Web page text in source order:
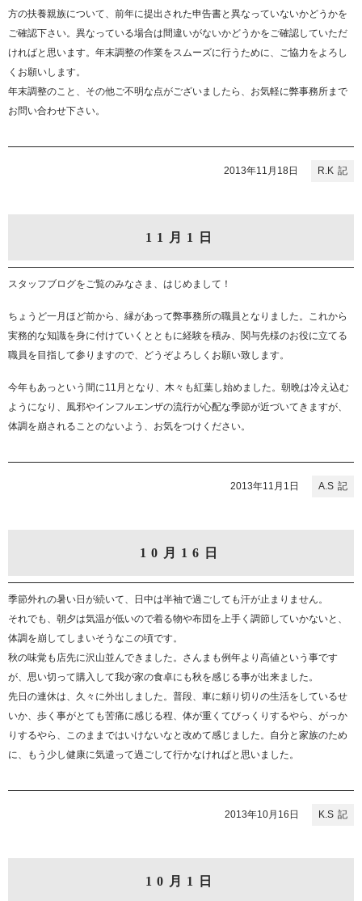
方の扶養親族について、前年に提出された申告書と異なっていないかどうかを
ご確認下さい。異なっている場合は間違いがないかどうかをご確認していただ
ければと思います。年末調整の作業をスムーズに行うために、ご協力をよろし
くお願いします。
年末調整のこと、その他ご不明な点がございましたら、お気軽に弊事務所まで
お問い合わせ下さい。
R.K
2013年11月18日
11月1日
スタッフブログをご覧のみなさま、はじめまして！
ちょうど一月ほど前から、縁があって弊事務所の職員となりました。これから
実務的な知識を身に付けていくとともに経験を積み、関与先様のお役に立てる
職員を目指して参りますので、どうぞよろしくお願い致します。
今年もあっという間に11月となり、木々も紅葉し始めました。朝晩は冷え込む
ようになり、風邪やインフルエンザの流行が心配な季節が近づいてきますが、
体調を崩されることのないよう、お気をつけください。
A.S
2013年11月1日
10月16日
季節外れの暑い日が続いて、日中は半袖で過ごしても汗が止まりません。
それでも、朝夕は気温が低いので着る物や布団を上手く調節していかないと、
体調を崩してしまいそうなこの頃です。
秋の味覚も店先に沢山並んできました。さんまも例年より高値という事です
が、思い切って購入して我が家の食卓にも秋を感じる事が出来ました。
先日の連休は、久々に外出しました。普段、車に頼り切りの生活をしているせ
いか、歩く事がとても苦痛に感じる程、体が重くてびっくりするやら、がっか
りするやら、このままではいけないなと改めて感じました。自分と家族のため
に、もう少し健康に気遣って過ごして行かなければと思いました。
K.S
2013年10月16日
10月1日